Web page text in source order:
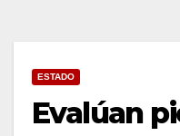
ESTADO
Evalúan